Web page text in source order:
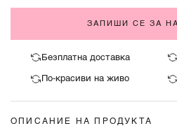
ЗАПИШИ СЕ ЗА
Безплатна доставка
По-красиви на живо
ОПИСАНИЕ НА ПРОДУКТА